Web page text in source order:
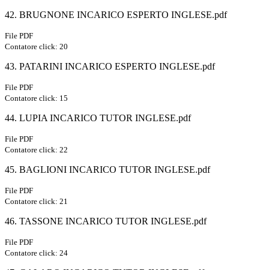
42. BRUGNONE INCARICO ESPERTO INGLESE.pdf
File PDF
Contatore click: 20
43. PATARINI INCARICO ESPERTO INGLESE.pdf
File PDF
Contatore click: 15
44. LUPIA INCARICO TUTOR INGLESE.pdf
File PDF
Contatore click: 22
45. BAGLIONI INCARICO TUTOR INGLESE.pdf
File PDF
Contatore click: 21
46. TASSONE INCARICO TUTOR INGLESE.pdf
File PDF
Contatore click: 24